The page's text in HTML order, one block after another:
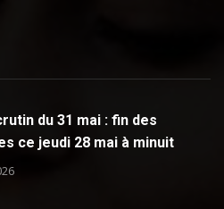
du 31 mai : fin des
ce jeudi 28 mai à minuit